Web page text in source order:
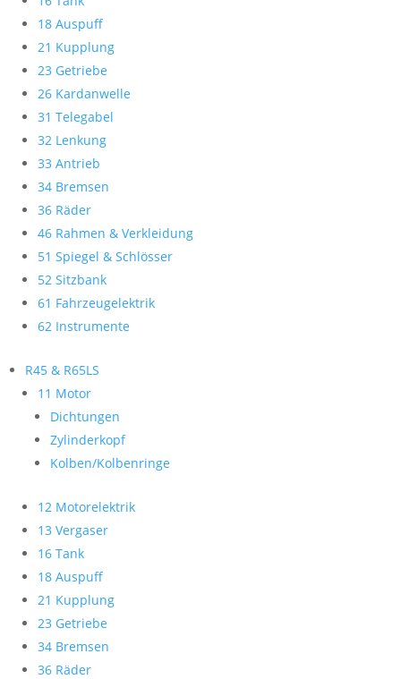
18 Auspuff
21 Kupplung
23 Getriebe
26 Kardanwelle
31 Telegabel
32 Lenkung
33 Antrieb
34 Bremsen
36 Räder
46 Rahmen & Verkleidung
51 Spiegel & Schlösser
52 Sitzbank
61 Fahrzeugelektrik
62 Instrumente
R45 & R65LS
11 Motor
Dichtungen
Zylinderkopf
Kolben/Kolbenringe
12 Motorelektrik
13 Vergaser
16 Tank
18 Auspuff
21 Kupplung
23 Getriebe
34 Bremsen
36 Räder